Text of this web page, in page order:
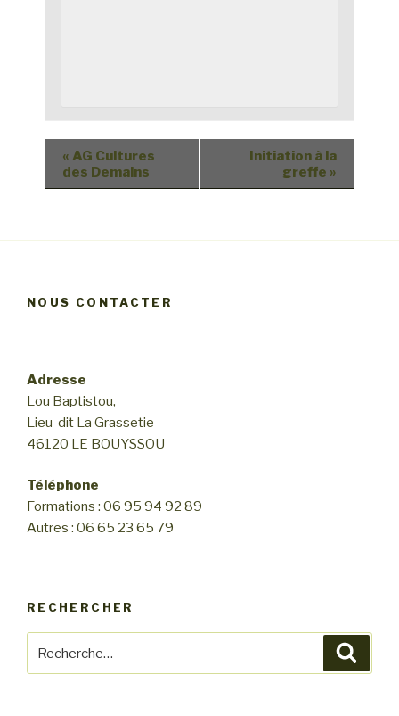
« AG Cultures
des Demains
Initiation à la
greffe »
NOUS CONTACTER
Adresse
Lou Baptistou,
Lieu-dit La Grassetie
46120 LE BOUYSSOU
Téléphone
Formations : 06 95 94 92 89
Autres : 06 65 23 65 79
RECHERCHER
pour